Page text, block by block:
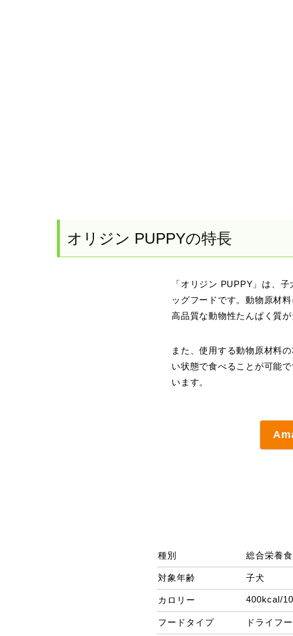
オリジン PUPPYの特長
「オリジン PUPPY」は、
ッグフードです。動物原材
高品質な動物性たんぱく質
また、使用する動物原材料
い状態で食べることが可能
います。
種別 総合栄養食
対象年齢 子犬
カロリー 400kcal/
フードタイプ ドライフ